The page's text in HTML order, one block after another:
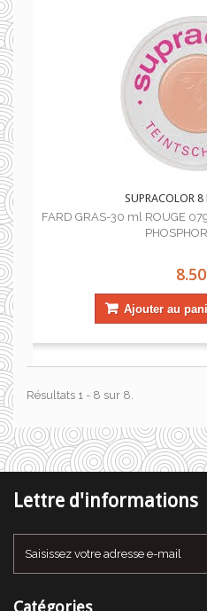
SUPRACOLOR 8
FARD GRAS-30 ml ROUGE
Ajouter au
Résultats 1 - 8 sur 8.
Lettre d'informations
Catégories